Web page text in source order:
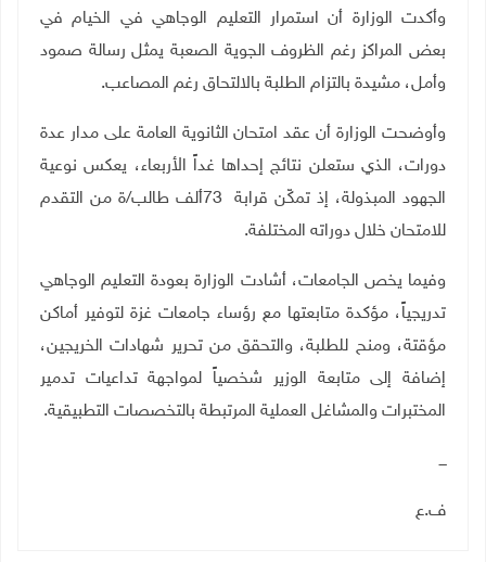
وأكدت الوزارة أن استمرار التعليم الوجاهي في الخيام في
بعض المراكز رغم الظروف الجوية الصعبة يمثل رسالة صمود
وأمل، مشيدة بالتزام الطلبة بالالتحاق رغم المصاعب.
وأوضحت الوزارة أن عقد امتحان الثانوية العامة على مدار عدة
دورات، الذي ستعلن نتائج إحداها غداً الأربعاء، يعكس نوعية
الجهود المبذولة، إذ تمكّن قرابة
73ألف طالب/ة من التقدم
للامتحان خلال دوراته المختلفة.
وفيما يخص الجامعات، أشادت الوزارة بعودة التعليم الوجاهي
تدريجياً، مؤكدة متابعتها مع رؤساء جامعات غزة لتوفير أماكن
مؤقتة، ومنح للطلبة، والتحقق من تحرير شهادات الخريجين،
إضافة إلى متابعة الوزير شخصياً لمواجهة تداعيات تدمير
المختبرات والمشاغل العملية المرتبطة بالتخصصات التطبيقية.
ـــ
ف.ع